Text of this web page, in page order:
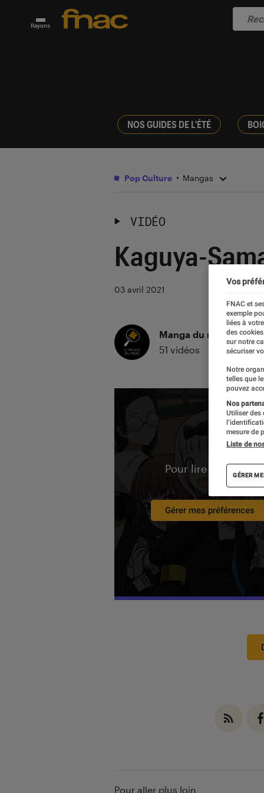
Rayons
NOS GUIDES DE L'ÉTÉ
Pop Culture Mangas
VIDÉO
Kaguya-
03 avril 2021
Manga du mois
51 vidéos
Pour lire la vidéo
Gérer mes préférences
Pour aller plus loin
Vos
FNAC et
exemple
liées à
des
sur notre
sécuriser
Notre
telles que
pouvez
Nos
Utiliser des
mesure de
Liste de
GÉRER